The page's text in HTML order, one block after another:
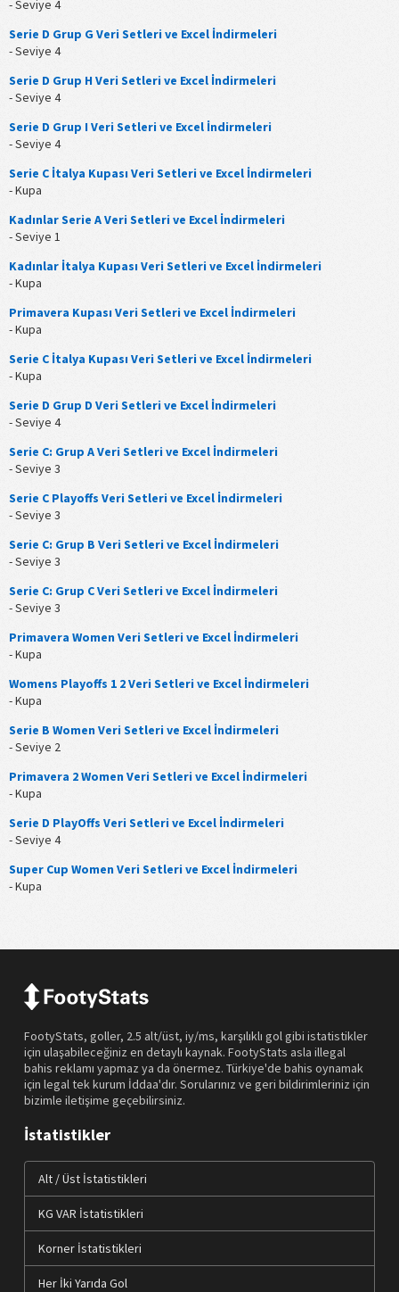
- Seviye 4
Serie D Grup G Veri Setleri ve Excel İndirmeleri
- Seviye 4
Serie D Grup H Veri Setleri ve Excel İndirmeleri
- Seviye 4
Serie D Grup I Veri Setleri ve Excel İndirmeleri
- Seviye 4
Serie C İtalya Kupası Veri Setleri ve Excel İndirmeleri
- Kupa
Kadınlar Serie A Veri Setleri ve Excel İndirmeleri
- Seviye 1
Kadınlar İtalya Kupası Veri Setleri ve Excel İndirmeleri
- Kupa
Primavera Kupası Veri Setleri ve Excel İndirmeleri
- Kupa
Serie C İtalya Kupası Veri Setleri ve Excel İndirmeleri
- Kupa
Serie D Grup D Veri Setleri ve Excel İndirmeleri
- Seviye 4
Serie C: Grup A Veri Setleri ve Excel İndirmeleri
- Seviye 3
Serie C Playoffs Veri Setleri ve Excel İndirmeleri
- Seviye 3
Serie C: Grup B Veri Setleri ve Excel İndirmeleri
- Seviye 3
Serie C: Grup C Veri Setleri ve Excel İndirmeleri
- Seviye 3
Primavera Women Veri Setleri ve Excel İndirmeleri
- Kupa
Womens Playoffs 1 2 Veri Setleri ve Excel İndirmeleri
- Kupa
Serie B Women Veri Setleri ve Excel İndirmeleri
- Seviye 2
Primavera 2 Women Veri Setleri ve Excel İndirmeleri
- Kupa
Serie D PlayOffs Veri Setleri ve Excel İndirmeleri
- Seviye 4
Super Cup Women Veri Setleri ve Excel İndirmeleri
- Kupa
FootyStats, goller, 2.5 alt/üst, iy/ms, karşılıklı gol gibi istatistikler
için ulaşabileceğiniz en detaylı kaynak. FootyStats asla illegal
bahis reklamı yapmaz ya da önermez. Türkiye'de bahis oynamak
için legal tek kurum İddaa'dır. Sorularınız ve geri bildirimleriniz için
bizimle iletişime geçebilirsiniz.
İstatistikler
Alt / Üst İstatistikleri
KG VAR İstatistikleri
Korner İstatistikleri
Her İki Yarıda Gol